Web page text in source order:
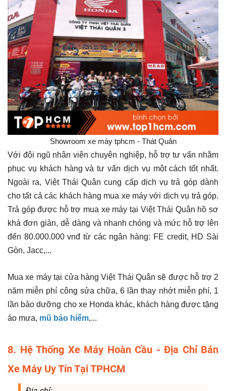
Showroom xe máy tphcm - Thát Quân
Với đội ngũ nhân viên chuyên nghiệp, hỗ trợ tư vấn nhằm
phục vụ khách hàng và tư vấn dịch vụ một cách tốt nhất.
Ngoài ra, Việt Thái Quân cung cấp dịch vụ trả góp dành
cho tất cả các khách hàng mua xe máy với dịch vụ trả góp.
Trả góp được hỗ trợ mua xe máy tại Việt Thái Quân hồ sơ
khá đơn giản, dễ dàng và nhanh chóng và mức hỗ trợ lên
đến 80.000.000 vnđ từ các ngân hàng: FE credit, HD Sài
Gòn, Jacc,...
Mua xe máy tại cửa hàng Việt Thái Quân sẽ được hỗ trợ 2
năm miễn phí công sửa chữa, 6 lần thay nhớt miễn phí, 1
lần bảo dưỡng cho xe Honda khác, khách hàng được tặng
áo mưa, mũ bảo hiểm,...
8. Hệ Thống Xe Máy Hoàn Cầu - Địa Chỉ Bán
Xe Máy Uy Tín Tại TPHCM